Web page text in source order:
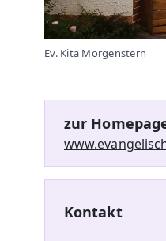
Ev. Kita Morgenstern
zur
Kontakt